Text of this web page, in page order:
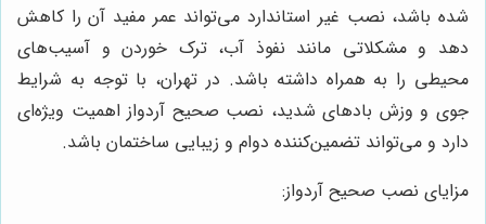
شده باشد، نصب غیر استاندارد می‌تواند عمر مفید آن را کاهش
دهد و مشکلاتی مانند نفوذ آب، ترک خوردن و آسیب‌های
محیطی را به همراه داشته باشد. در تهران، با توجه به شرایط
جوی و وزش بادهای شدید، نصب صحیح آردواز اهمیت ویژه‌ای
دارد و می‌تواند تضمین‌کننده دوام و زیبایی ساختمان باشد.
مزایای نصب صحیح آردواز: